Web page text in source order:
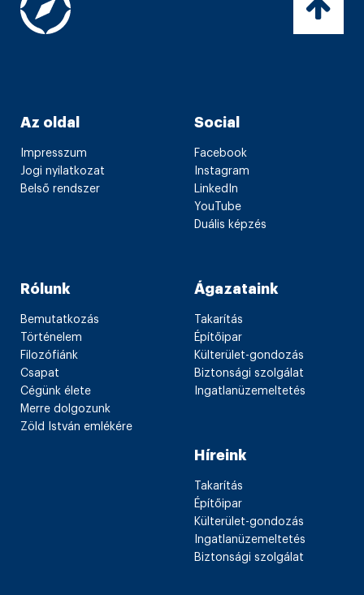
Az oldal
Impresszum
Jogi nyilatkozat
Belső rendszer
Social
Facebook
Instagram
LinkedIn
YouTube
Duális képzés
Rólunk
Bemutatkozás
Történelem
Filozófiánk
Csapat
Cégünk élete
Merre dolgozunk
Zöld István emlékére
Ágazataink
Takarítás
Építőipar
Külterület-gondozás
Biztonsági szolgálat
Ingatlanüzemeltetés
Híreink
Takarítás
Építőipar
Külterület-gondozás
Ingatlanüzemeltetés
Biztonsági szolgálat